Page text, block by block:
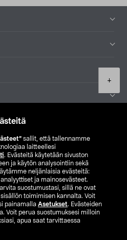
sallit, että tallennamme
laitteellesi
. Evästeitä käytetään sivuston
ja käytön analysointiin sekä
neljänlaisia evästeitä:
ja mainosevästeet.
suostumustasi, sillä ne ovat
toimimisen kannalta. Voit
painamalla Asetukset. Evästeiden
Voit perua suostumuksesi milloin
apua saat tarvittaessa
+
myymälä
NO FI
SV